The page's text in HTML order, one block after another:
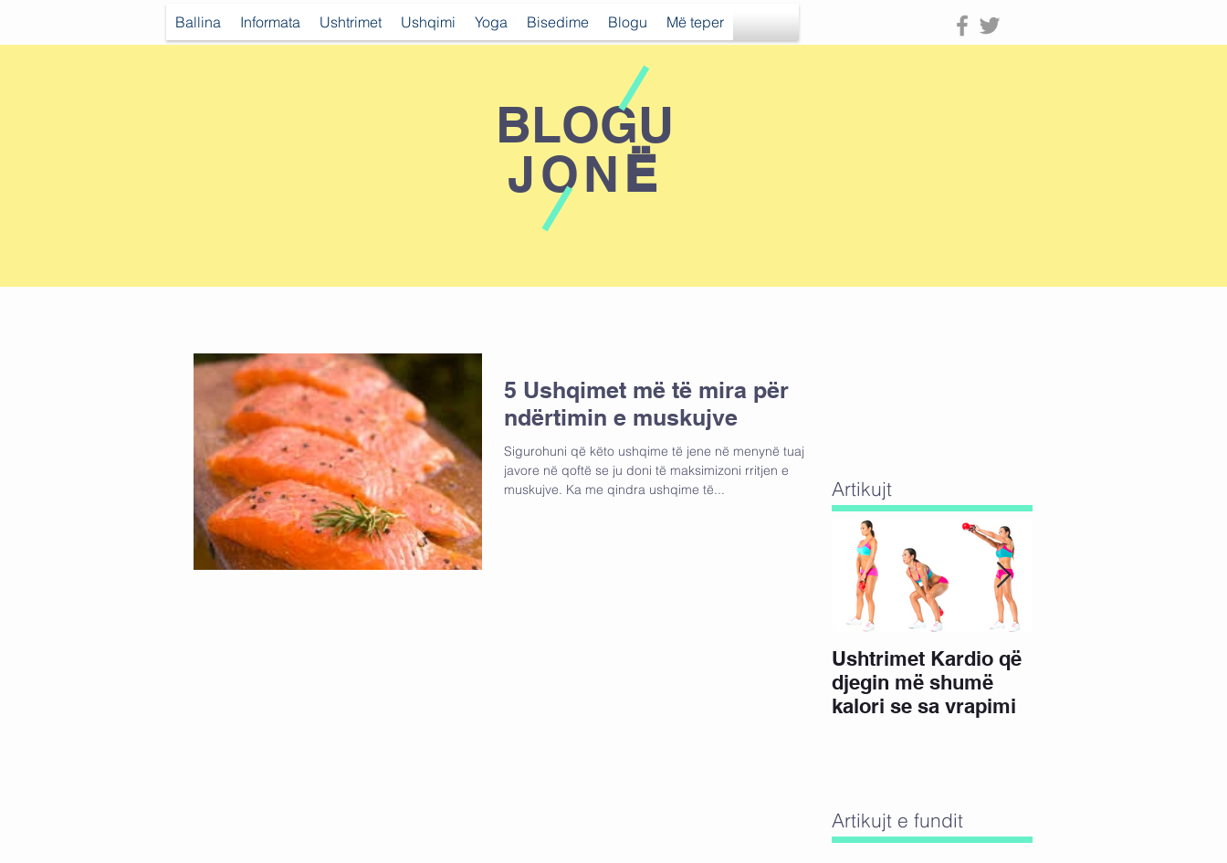
Ballina Informata Ushtrimet Ushqimi Yoga Bisedime Blogu Më teper
BLOGU
JONЁ
5 Ushqimet më të mira për
ndërtimin e muskujve
Sigurohuni që këto ushqime të jene në menynë tuaj
javore në qoftë se ju doni të maksimizoni rritjen e
muskujve. Ka me qindra ushqime të...
Artikujt
Ushtrimet Kardio që
djegin më shumë
kalori se sa vrapimi
Artikujt e fundit